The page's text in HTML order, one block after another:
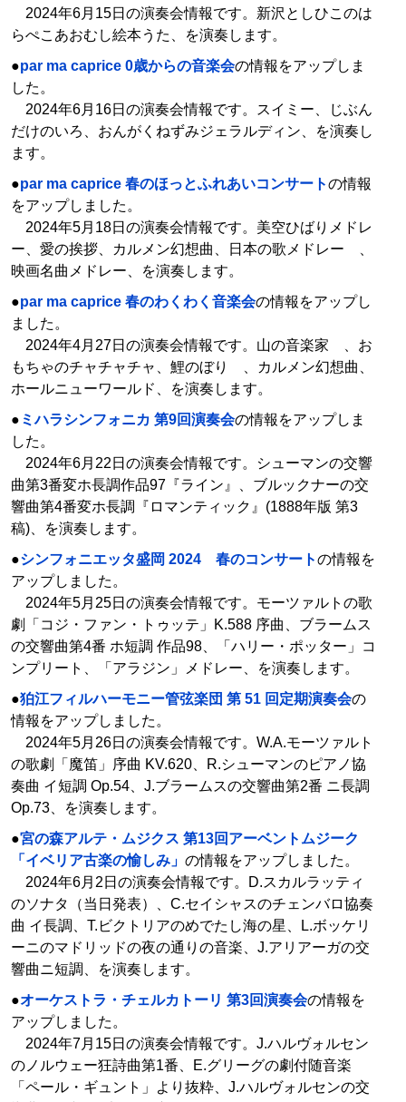
2024年6月15日の演奏会情報です。新沢としひこのは
らぺこあおむし絵本うた、を演奏します。
●par ma caprice 0歳からの音楽会の情報をアップしま
した。
2024年6月16日の演奏会情報です。スイミー、じぶん
だけのいろ、おんがくねずみジェラルディン、を演奏し
ます。
●par ma caprice 春のほっとふれあいコンサートの情報
をアップしました。
2024年5月18日の演奏会情報です。美空ひばりメドレ
ー、愛の挨拶、カルメン幻想曲、日本の歌メドレー 、
映画名曲メドレー、を演奏します。
●par ma caprice 春のわくわく音楽会の情報をアップし
ました。
2024年4月27日の演奏会情報です。山の音楽家 、お
もちゃのチャチャチャ、鯉のぼり 、カルメン幻想曲、
ホールニューワールド、を演奏します。
● ミハラシンフォニカ 第9回演奏会の情報をアップしま
した。
2024年6月22日の演奏会情報です。シューマンの交響
曲第3番変ホ⻑調作品97『ライン』、ブルックナーの交
響曲第4番変ホ⻑調『ロマンティック』(1888年版 第3
稿)、を演奏します。
●シンフォニエッタ盛岡 2024 春のコンサートの情報を
アップしました。
2024年5月25日の演奏会情報です。モーツァルトの歌
劇「コジ・ファン・トゥッテ」K.588 序曲、ブラームス
の交響曲第4番 ホ短調 作品98、「ハリー・ポッター」コ
ンプリート、「アラジン」メドレー、を演奏します。
●狛江フィルハーモニー管弦楽団 第 51 回定期演奏会の
情報をアップしました。
2024年5月26日の演奏会情報です。W.A.モーツァルト
の歌劇「魔笛」序曲 KV.620、R.シューマンのピアノ協
奏曲 イ短調 Op.54、J.ブラームスの交響曲第2番 ニ長調
Op.73、を演奏します。
●宮の森アルテ・ムジクス 第13回アーベントムジーク
「イベリア古楽の愉しみ」 の情報をアップしました。
2024年6月2日の演奏会情報です。D.スカルラッティ
のソナタ（当日発表）、C.セイシャスのチェンバロ協奏
曲 イ長調、T.ビクトリアのめでたし海の星、L.ボッケリ
ーニのマドリッドの夜の通りの音楽、J.アリアーガの交
響曲ニ短調、を演奏します。
●オーケストラ・チェルカトーリ 第3回演奏会の情報を
アップしました。
2024年7月15日の演奏会情報です。J.ハルヴォルセン
のノルウェー狂詩曲第1番、E.グリーグの劇付随音楽
「ペール・ギュント」より抜粋、J.ハルヴォルセンの交